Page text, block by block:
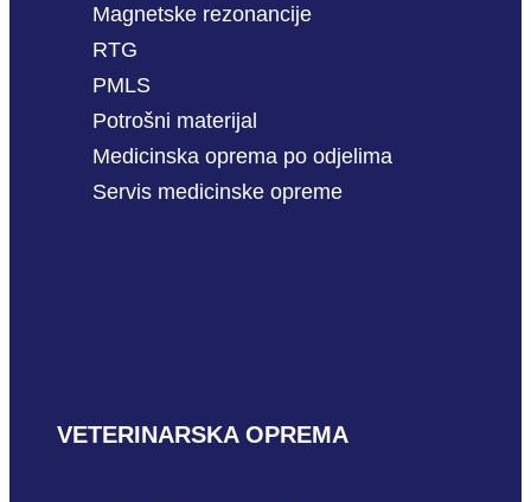
Magnetske rezonancije
RTG
PMLS
Potrošni materijal
Medicinska oprema po odjelima
Servis medicinske opreme
VETERINARSKA OPREMA